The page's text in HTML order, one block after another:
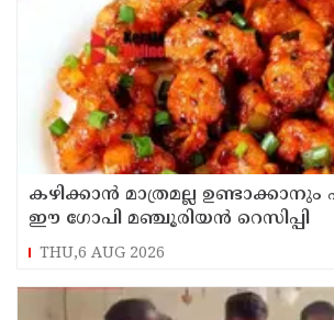
കഴിക്കാൻ മാത്രമല്ല
ഈ ഗോപി മഞ്ചൂരിയൻ റെസിപ്പി
THU,6 AUG 2026